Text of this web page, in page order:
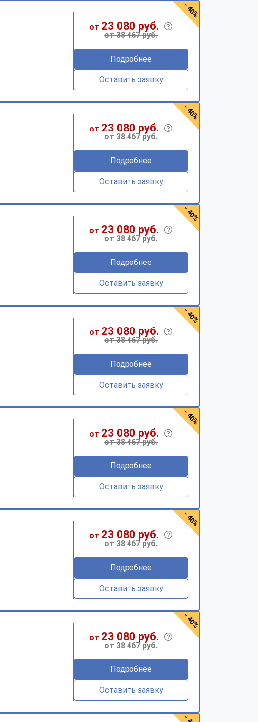
от 23 080 руб.
от 38 467 руб.
Подробнее
Оставить заявку
- 40%
от 23 080 руб.
от 38 467 руб.
Подробнее
Оставить заявку
- 40%
от 23 080 руб.
от 38 467 руб.
Подробнее
Оставить заявку
- 40%
от 23 080 руб.
от 38 467 руб.
Подробнее
Оставить заявку
- 40%
от 23 080 руб.
от 38 467 руб.
Подробнее
Оставить заявку
- 40%
от 23 080 руб.
от 38 467 руб.
Подробнее
Оставить заявку
- 40%
от 23 080 руб.
от 38 467 руб.
Подробнее
Оставить заявку
- 40%